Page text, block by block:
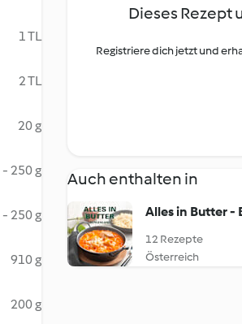
1 TL
2 TL
20 g
250 g
250 g
910 g
200 g
Dieses Rezept
Registriere dich jetzt und
Auch enthalten in
Alles in Butter -
12 Rezepte
Österreich